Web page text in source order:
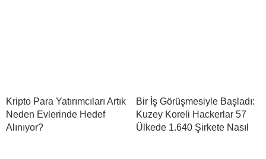
Kripto Para Yatırımcıları Artık
Neden Evlerinde Hedef
Alınıyor?
Bir İş Görüşmesiyle Başladı:
Kuzey Koreli Hackerlar 57
Ülkede 1.640 Şirkete Nasıl